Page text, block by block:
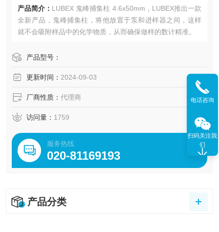
产品简介： LUBEX 鬼峰捕集柱 4.6x50mm，LUBEX推出一款
全新产品，鬼峰捕集柱，将他放置于泵和进样器之间，这样
就不会吸附样品中的化学物质，从而确保做样的数计精准。
产品型号：
更新时间： 2024-09-03
厂商性质： 代理商
访问量： 1759
服务热线
020-81169193
产品分类
电话咨询
扫码关注我
们